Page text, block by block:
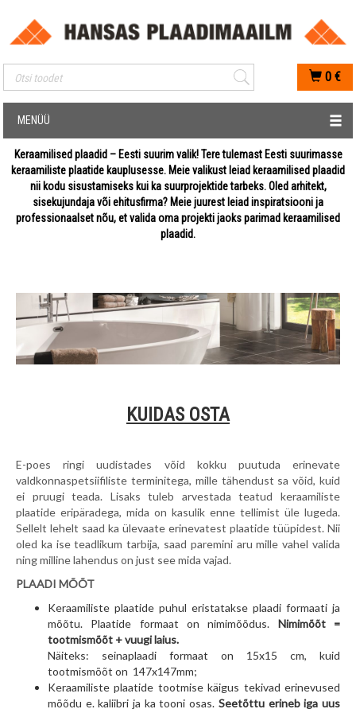
Mobiilis otsimise sisestus
0 €
MENÜÜ
Keraamilised plaadid – Eesti suurim valik! Tere tulemast Eesti suurimasse
keraamiliste plaatide kauplusesse. Meie valikust leiad keraamilised plaadid
nii kodu sisustamiseks kui ka suurprojektide tarbeks. Oled arhitekt,
sisekujundaja või ehitusfirma? Meie juurest leiad inspiratsiooni ja
professionaalset nõu, et valida oma projekti jaoks parimad keraamilised
plaadid.
KUIDAS OSTA
E-poes ringi uudistades võid kokku puutuda erinevate
valdkonnaspetsiifiliste terminitega, mille tähendust sa võid, kuid
ei pruugi teada. Lisaks tuleb arvestada teatud keraamiliste
plaatide eripäradega, mida on kasulik enne tellimist üle lugeda.
Sellelt lehelt saad ka ülevaate erinevatest plaatide tüüpidest. Nii
oled ka ise teadlikum tarbija, saad paremini aru mille vahel valida
ning milline lahendus on just see mida vajad.
PLAADI MÕÕT
Keraamiliste plaatide puhul eristatakse plaadi formaati ja
mõõtu. Plaatide formaat on nimimõõdus. Nimimõõt =
tootmismõõt + vuugi laius.
Näiteks: seinaplaadi formaat on 15x15 cm, kuid
tootmismõõt on 147x147mm;
Keraamiliste plaatide tootmise käigus tekivad erinevused
mõõdu e. kaliibri ja ka tooni osas. Seetõttu erineb iga uus